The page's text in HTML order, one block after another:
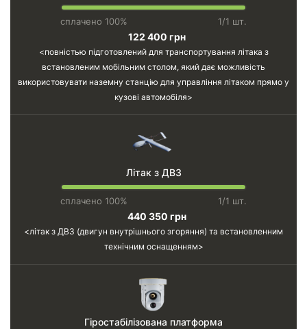
сплачено 100% 1/1 шт.
122 400 грн
повністью підготовлений для транспортування літака з
встановленим мобільним столом, який дає можливість
використовувати наземну станцію для управління літаком прямо у
кузові автомобіля
Літак з ДВЗ
сплачено 100% 1/1 шт.
440 350 грн
літак з ДВЗ (двигун внутрішнього згоряння) та встановленним
технічним оснащенням
Гіростабілізована платформа